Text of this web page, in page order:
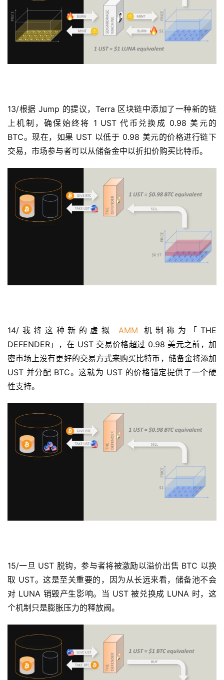
快
信
仰
工
具
推
荐
13/根据 Jump 的提议，Terra 区块链中添加了一种新的链
上机制，确保始终将 1 UST 代币兑换成 0.98 美元的
BTC。现在，如果 UST 以低于 0.98 美元的价格进行链下
交易，市场参与者可以从储备金中以折扣价购买比特币。
14/我将这种新的虚拟 AMM 机制称为「THE
DEFENDER」，在 UST 交易价格超过 0.98 美元之前，加
密市场上没有更好的交易方式来购买比特币，储备金将添加
UST 并分配 BTC。这就为 UST 的价格锚定提供了一个硬
性支持。
15/一旦 UST 脱钩，参与者将被激励以溢价出售 BTC 以换
取 UST。这是至关重要的，因为从长远来看，储备池不会
对 LUNA 销毁产生影响。当 UST 被兑换成 LUNA 时，这
个机制只是膨胀压力的释放阀。